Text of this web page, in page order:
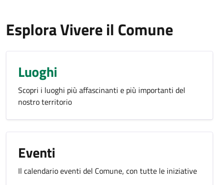
Esplora Vivere il Comune
Luoghi
Scopri i luoghi più affascinanti e più importanti del
nostro territorio
Eventi
Il calendario eventi del Comune, con tutte le iniziative